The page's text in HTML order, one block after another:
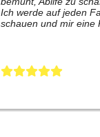
Ich werde auf jeden
schauen und mir eine